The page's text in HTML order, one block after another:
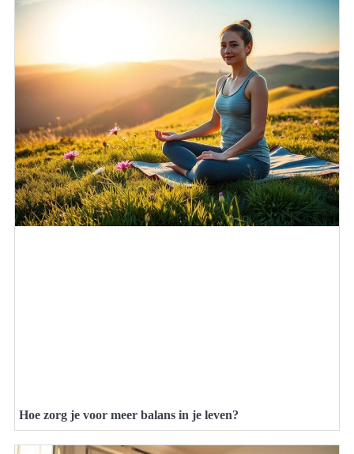
Hoe zorg je voor meer balans in je leven?